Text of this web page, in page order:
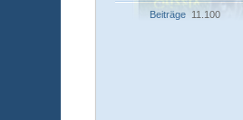
Beiträge 11.100